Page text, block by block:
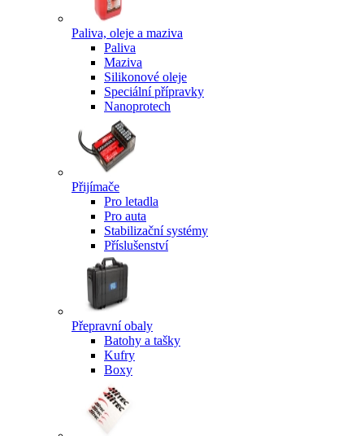
Paliva, oleje a maziva
Paliva
Maziva
Silikonové oleje
Speciální přípravky
Nanoprotech
Přijímače
Pro letadla
Pro auta
Stabilizační systémy
Příslušenství
Přepravní obaly
Batohy a tašky
Kufry
Boxy